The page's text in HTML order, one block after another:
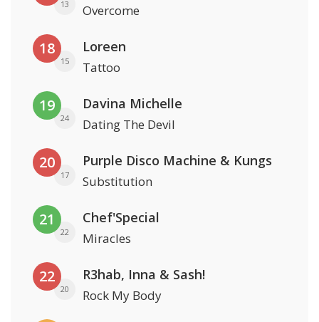
13 Overcome
18
15
Loreen
Tattoo
19
24
Davina Michelle
Dating The Devil
20
17
Purple Disco Machine & Kungs
Substitution
21
22
Chef'Special
Miracles
22
20
R3hab, Inna & Sash!
Rock My Body